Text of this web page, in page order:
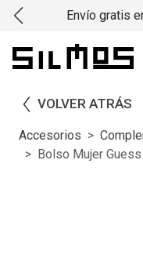
Envío gratis
VOLVER ATRÁS
Accesorios
Bolso Mujer